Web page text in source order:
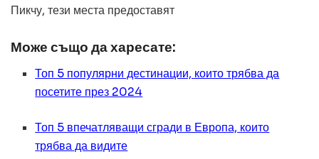
Пикчу, тези места предоставят
Може също да харесате:
Топ 5 популярни дестинации, които трябва да
посетите през 2024
Топ 5 впечатляващи сгради в Европа, които
трябва да видите